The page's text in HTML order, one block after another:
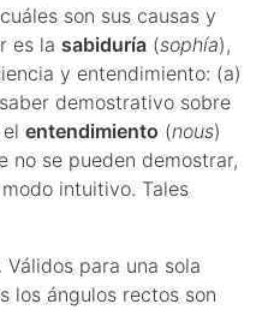
son sus causas y
es la sabiduría (sophía),
y entendimiento: (a)
demostrativo sobre
entendimiento (nous)
no se pueden demostrar,
intuitivo. Tales
Válidos para una sola
los ángulos rectos son